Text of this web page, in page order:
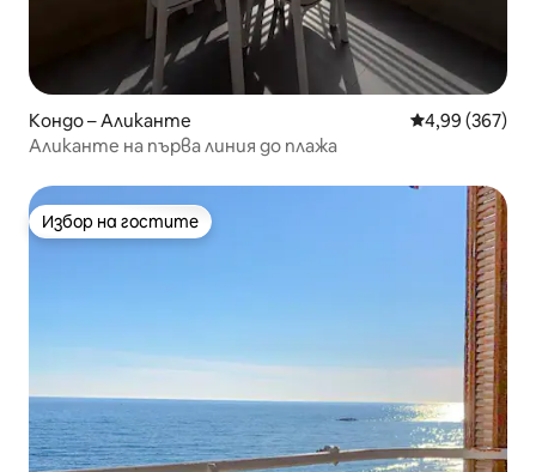
Кондо – Аликанте Средна
4,99 (367)
Аликанте на първа линия до плажа
Избор на гостите
Избор на гостите